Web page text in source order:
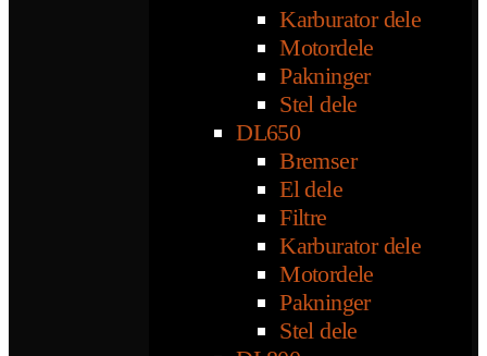
Karburator dele
Motordele
Pakninger
Stel dele
DL650
Bremser
El dele
Filtre
Karburator dele
Motordele
Pakninger
Stel dele